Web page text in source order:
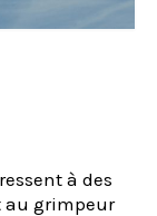
à des
au grimpeur